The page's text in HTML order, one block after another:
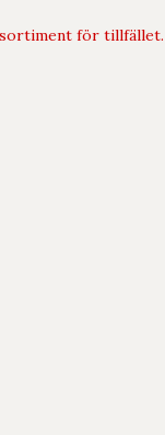
för tillfället.